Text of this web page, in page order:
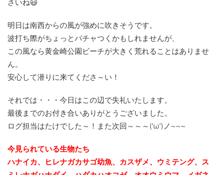
さいね😃
明日は南西からの風が強めに吹きそうです。
波打ち際がちょっとパチャつくかもしれませんが、
この風なら黄金崎公園ビーチが大きく荒れることはありませ
ん。
安心して潜りに来てくださ～い！
それでは・・・今日はこの辺で失礼いたします。
最後までのお付き合いありがとうございました。
ログ担当はたけでした～！また次回～～～('ω')ノ~~~
今見られている生物たち
ハナイカ、ヒレナガカサゴ幼魚、カスザメ、ウミテング、ス